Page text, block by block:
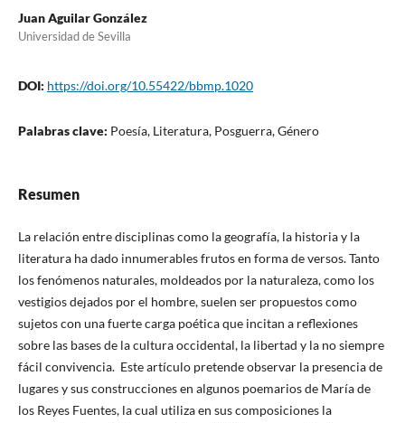
Juan Aguilar González
Universidad de Sevilla
DOI: https://doi.org/10.55422/bbmp.1020
Palabras clave: Poesía, Literatura, Posguerra, Género
Resumen
La relación entre disciplinas como la geografía, la historia y la
literatura ha dado innumerables frutos en forma de versos. Tanto
los fenómenos naturales, moldeados por la naturaleza, como los
vestigios dejados por el hombre, suelen ser propuestos como
sujetos con una fuerte carga poética que incitan a reflexiones
sobre las bases de la cultura occidental, la libertad y la no siempre
fácil convivencia. Este artículo pretende observar la presencia de
lugares y sus construcciones en algunos poemarios de María de
los Reyes Fuentes, la cual utiliza en sus composiciones la